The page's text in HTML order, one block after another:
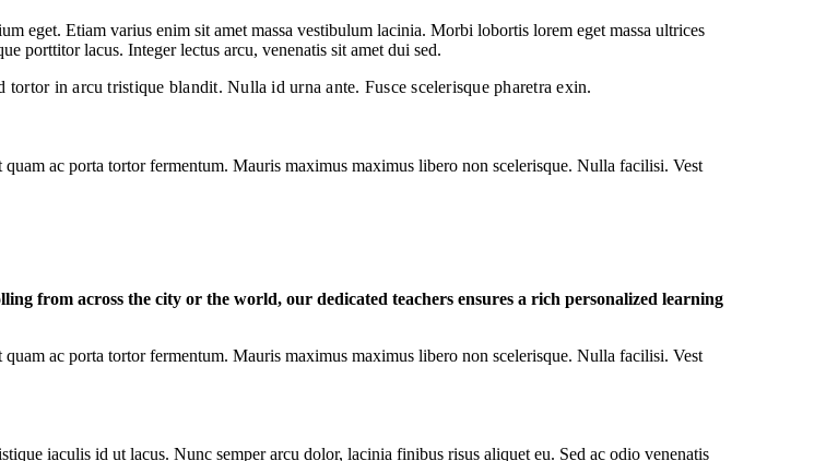
eget. Etiam varius enim sit amet massa vestibulum lacinia. Morbi lobortis lorem eget massa ultrices
porttitor lacus. Integer lectus arcu, venenatis sit amet dui sed.
in arcu tristique blandit. Nulla id urna ante. Fusce scelerisque pharetra exin.
ac porta tortor fermentum. Mauris maximus maximus libero non scelerisque. Nulla facilisi. Vest
from across the city or the world, our dedicated teachers ensures a rich personalized learning
ac porta tortor fermentum. Mauris maximus maximus libero non scelerisque. Nulla facilisi. Vest
iaculis id ut lacus. Nunc semper arcu dolor, lacinia finibus risus aliquet eu. Sed ac odio venenatis